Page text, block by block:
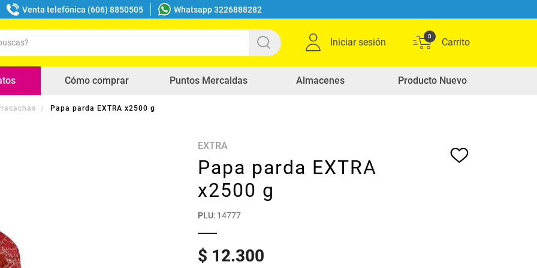
Venta telefónica (606) 8850505 Whatsapp 3226888282
Iniciar sesión
0
Cómo comprar Puntos Mercaldas Almacenes Producto Nuevo
Papa parda EXTRA x2500 g
EXTRA
Papa parda EXTRA
x2500 g
PLU: 14777
$ 12.300
buscados